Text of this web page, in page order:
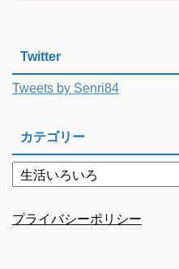
Twitter
Tweets by Senri84
カテゴリー
プライバシーポリシー